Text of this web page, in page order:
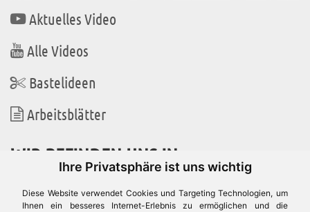
Ihre Privatsphäre ist uns wichtig
Diese Website verwendet Cookies und Targeting Technologien, um
Ihnen ein besseres Internet-Erlebnis zu ermöglichen und die
Aktuelles Video
Alle Videos
Bastelideen
Arbeitsblätter
WIR BEFINDEN UNS IN